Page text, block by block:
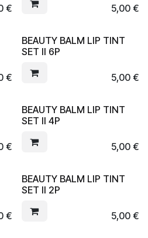
€ 5,00€
€
BEAUTY BALM LIP TINT
SET II 6P
5,00€
€
BEAUTY BALM LIP TINT
SET II 4P
5,00€
€
BEAUTY BALM LIP TINT
SET II 2P
5,00€